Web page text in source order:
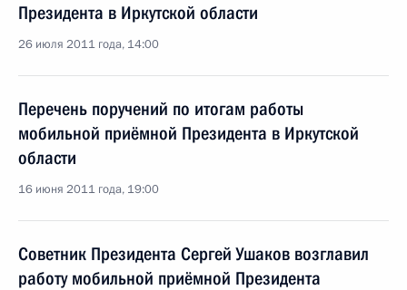
Президента в Иркутской области
26 июля 2011 года, 14:00
Перечень поручений по итогам работы
мобильной приёмной Президента в Иркутской
области
16 июня 2011 года, 19:00
Советник Президента Сергей Ушаков возглавил
работу мобильной приёмной Президента